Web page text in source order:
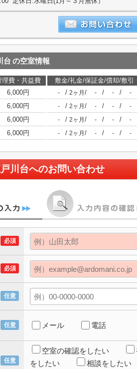
台 の空室情報
理費・共益費 敷金/礼金/保証金/償却/敷引
6,000円 - / 2ヶ月 / - / - / -
6,000円 - / 2ヶ月 / - / - / -
6,000円 - / 2ヶ月 / - / - / -
6,000円 - / 2ヶ月 / - / - / -
川台へのお問い合わせ
必須
必須
任意
任意 メール 電話
任意
空室の確認をしたい
をしたい
相談をしたい